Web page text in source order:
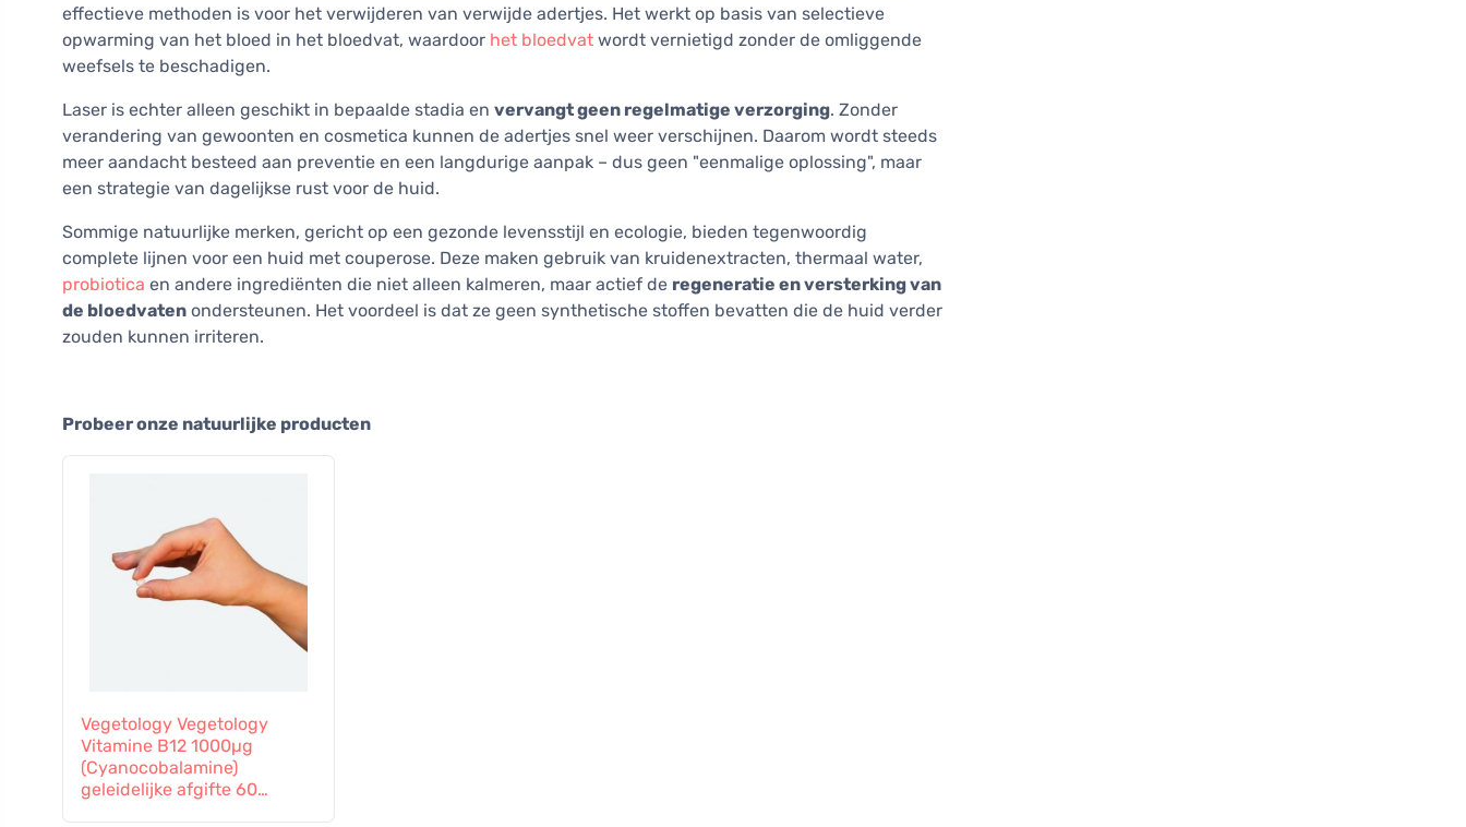
effectieve methoden is voor het verwijderen van verwijde adertjes. Het werkt op basis van selectieve
opwarming van het bloed in het bloedvat, waardoor het bloedvat wordt vernietigd zonder de omliggende
weefsels te beschadigen.
Laser is echter alleen geschikt in bepaalde stadia en vervangt geen regelmatige verzorging. Zonder
verandering van gewoonten en cosmetica kunnen de adertjes snel weer verschijnen. Daarom wordt steeds
meer aandacht besteed aan preventie en een langdurige aanpak – dus geen "eenmalige oplossing", maar
een strategie van dagelijkse rust voor de huid.
Sommige natuurlijke merken, gericht op een gezonde levensstijl en ecologie, bieden tegenwoordig
complete lijnen voor een huid met couperose. Deze maken gebruik van kruidenextracten, thermaal water,
probiotica en andere ingrediënten die niet alleen kalmeren, maar actief de regeneratie en versterking van
de bloedvaten ondersteunen. Het voordeel is dat ze geen synthetische stoffen bevatten die de huid verder
zouden kunnen irriteren.
Probeer onze natuurlijke producten
Vegetology Vegetology
Vitamine B12 1000µg
(Cyanocobalamine)
geleidelijke afgifte 60